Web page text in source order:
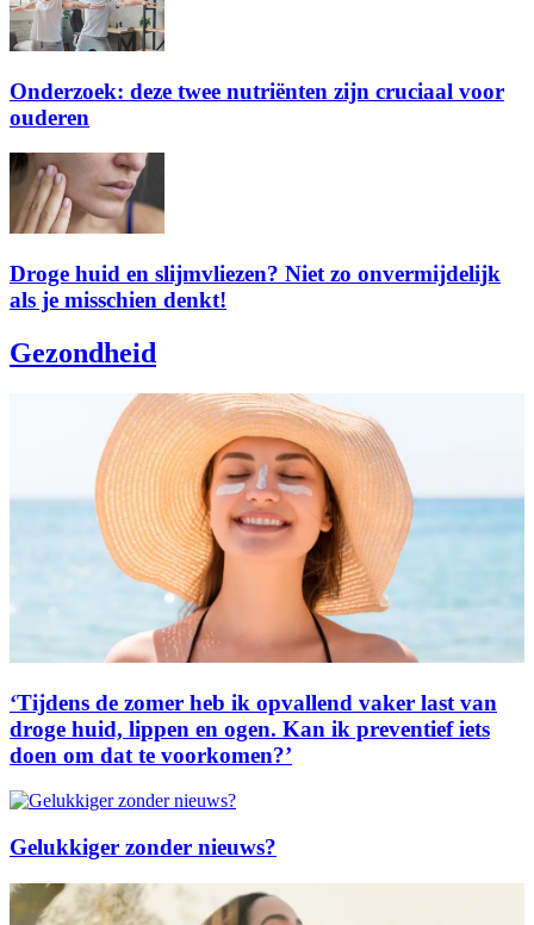
Onderzoek: deze twee nutriënten zijn cruciaal voor
ouderen
Droge huid en slijmvliezen? Niet zo onvermijdelijk
als je misschien denkt!
Gezondheid
‘Tijdens de zomer heb ik opvallend vaker last van
droge huid, lippen en ogen. Kan ik preventief iets
doen om dat te voorkomen?’
Gelukkiger zonder nieuws?